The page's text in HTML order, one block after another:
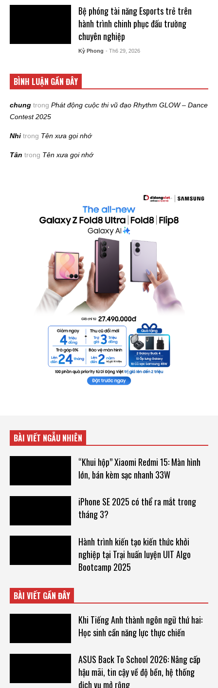
Bệ phóng tài năng Esports trẻ trên
hành trình chinh phục đấu trường
chuyên nghiệp
Kỳ Phong - Th6 29, 2026
BÌNH LUẬN GẦN ĐÂY
chung trong Phát động cuộc thi vũ đạo Rhythm GLOW – Dance
Contest 2025
Nhi trong Tên xưa gọi nhớ
Tân trong Tên xưa gọi nhớ
BÀI VIẾT NGẪU NHIÊN
“Khui hộp” Xiaomi Redmi 15: Màn hình
lớn, bán kèm sạc nhanh 33W
iPhone SE 2025 có thể ra mắt trong
tháng 3?
Hành trình kiến tạo kiến thức khởi
nghiệp tại Trại huấn luyện UIT AIgo
Bootcamp 2025
BÀI VIẾT GẦN ĐÂY
Khi Tiếng Anh thành ngôn ngữ thứ hai:
Học sinh cần năng lực thực chiến
ASUS Back To School 2026: Nâng cấp
hậu mãi, tin cậy về độ bền, hệ thống
dịch vụ mở rộng